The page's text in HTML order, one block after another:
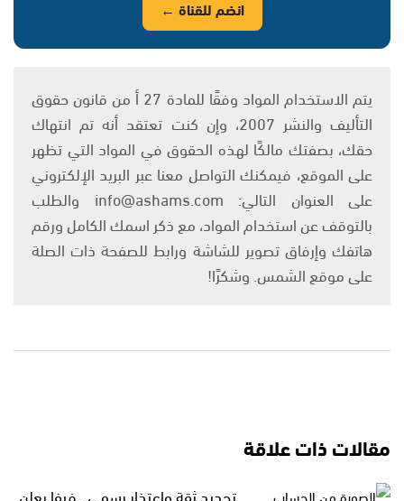
انضم للقناة ←
يتم الاستخدام المواد وفقًا للمادة 27 أ من قانون حقوق
التأليف والنشر 2007، وإن كنت تعتقد أنه تم انتهاك
حقك، بصفتك مالكًا لهذه الحقوق في المواد التي تظهر
على الموقع، فيمكنك التواصل معنا عبر البريد الإلكتروني
على العنوان التالي: info@ashams.com والطلب
بالتوقف عن استخدام المواد، مع ذكر اسمك الكامل ورقم
هاتفك وإرفاق تصوير للشاشة ورابط للصفحة ذات الصلة
على موقع الشمس. وشكرًا!
مقالات ذات علاقة